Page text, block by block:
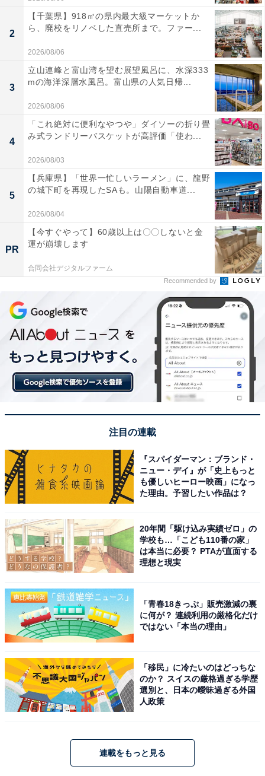
2
【千葉県】918㎡の県内最大級マーケットか
ら、廃校をリノベした直売所まで。ファー...
2026/08/06
3
立山連峰と富山湾を望む展望風呂に、水深333
mの海洋深層水風呂。富山県の人気日帰...
2026/08/06
4
「これ絶対に便利なやつや」ダイソーの折り畳
み式ランドリーバスケットが高評価「使わ...
2026/08/03
5
【兵庫県】「世界一忙しいラーメン」に、龍野
の城下町を再現したSAも。山陽自動車道...
2026/08/04
PR
【今すぐやって】60歳以上は〇〇しないと金
運が崩壊します
合同会社デジタルファーム
Recommended by
注目の連載
『スパイダーマン：ブランド・
ニュー・デイ』が「史上もっと
も優しいヒーロー映画」になっ
た理由。予習したい作品は？
20年間「駆け込み実績ゼロ」の
学校も…「こども110番の家」
は本当に必要？ PTAが直面する
理想と現実
「青春18きっぷ」販売激減の裏
に何が？ 連続利用の厳格化だけ
ではない「本当の理由」
「移民」に冷たいのはどっちな
のか？ スイスの厳格過ぎる学歴
選別と、日本の曖昧過ぎる外国
人政策
連載をもっと見る